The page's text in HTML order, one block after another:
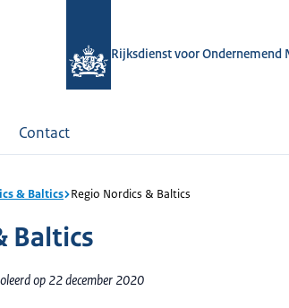
Rijksdienst voor Ondernemend
Contact
& Baltics Regio Nordics & Baltics
Baltics
op 22 december 2020